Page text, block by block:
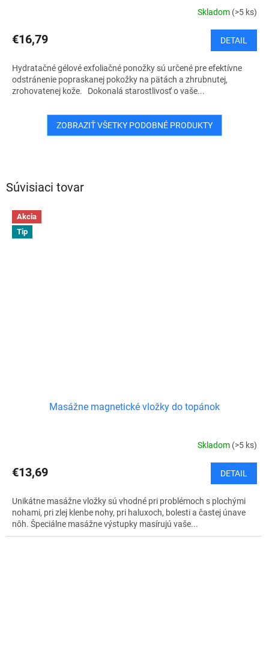
Súvisiaci tovar
Akcia
Tip
Masážne magnetické vložky do topánok
Skladom (>5 ks)
€13,69 DETAIL
Unikátne masážne vložky sú vhodné pri problémoch s plochými
nohami, pri zlej klenbe nohy, pri haluxoch, bolesti a častej únave
nôh. Špeciálne masážne výstupky masírujú vaše...
Skladom (>5 ks)
€16,79 DETAIL
Hydratačné gélové exfoliačné ponožky sú určené pre efektívne
odstránenie popraskanej pokožky na pätách a zhrubnutej,
zrohovatenej kože. Dokonalá starostlivosť o vaše...
ZOBRAZIŤ VŠETKY PODOBNÉ PRODUKTY